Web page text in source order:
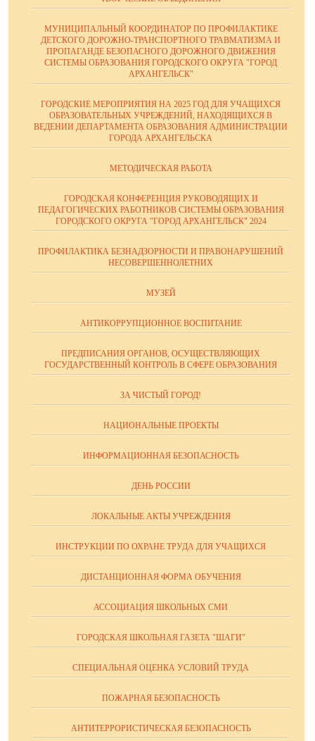
МУНИЦИПАЛЬНЫЙ КООРДИНАТОР ПО ПРОФИЛАКТИКЕ
ДЕТСКОГО ДОРОЖНО-ТРАНСПОРТНОГО ТРАВМАТИЗМА И
ПРОПАГАНДЕ БЕЗОПАСНОГО ДОРОЖНОГО ДВИЖЕНИЯ
СИСТЕМЫ ОБРАЗОВАНИЯ ГОРОДСКОГО ОКРУГА "ГОРОД
АРХАНГЕЛЬСК"
ГОРОДСКИЕ МЕРОПРИЯТИЯ НА 2025 ГОД ДЛЯ УЧАЩИХСЯ
ОБРАЗОВАТЕЛЬНЫХ УЧРЕЖДЕНИЙ, НАХОДЯЩИХСЯ В
ВЕДЕНИИ ДЕПАРТАМЕНТА ОБРАЗОВАНИЯ АДМИНИСТРАЦИИ
ГОРОДА АРХАНГЕЛЬСКА
МЕТОДИЧЕСКАЯ РАБОТА
ГОРОДСКАЯ КОНФЕРЕНЦИЯ РУКОВОДЯЩИХ И
ПЕДАГОГИЧЕСКИХ РАБОТНИКОВ СИСТЕМЫ ОБРАЗОВАНИЯ
ГОРОДСКОГО ОКРУГА "ГОРОД АРХАНГЕЛЬСК" 2024
ПРОФИЛАКТИКА БЕЗНАДЗОРНОСТИ И ПРАВОНАРУШЕНИЙ
НЕСОВЕРШЕННОЛЕТНИХ
МУЗЕЙ
АНТИКОРРУПЦИОННОЕ ВОСПИТАНИЕ
ПРЕДПИСАНИЯ ОРГАНОВ, ОСУЩЕСТВЛЯЮЩИХ
ГОСУДАРСТВЕННЫЙ КОНТРОЛЬ В СФЕРЕ ОБРАЗОВАНИЯ
ЗА ЧИСТЫЙ ГОРОД!
НАЦИОНАЛЬНЫЕ ПРОЕКТЫ
ИНФОРМАЦИОННАЯ БЕЗОПАСНОСТЬ
ДЕНЬ РОССИИ
ЛОКАЛЬНЫЕ АКТЫ УЧРЕЖДЕНИЯ
ИНСТРУКЦИИ ПО ОХРАНЕ ТРУДА ДЛЯ УЧАЩИХСЯ
ДИСТАНЦИОННАЯ ФОРМА ОБУЧЕНИЯ
АССОЦИАЦИЯ ШКОЛЬНЫХ СМИ
ГОРОДСКАЯ ШКОЛЬНАЯ ГАЗЕТА "ШАГИ"
СПЕЦИАЛЬНАЯ ОЦЕНКА УСЛОВИЙ ТРУДА
ПОЖАРНАЯ БЕЗОПАСНОСТЬ
АНТИТЕРРОРИСТИЧЕСКАЯ БЕЗОПАСНОСТЬ